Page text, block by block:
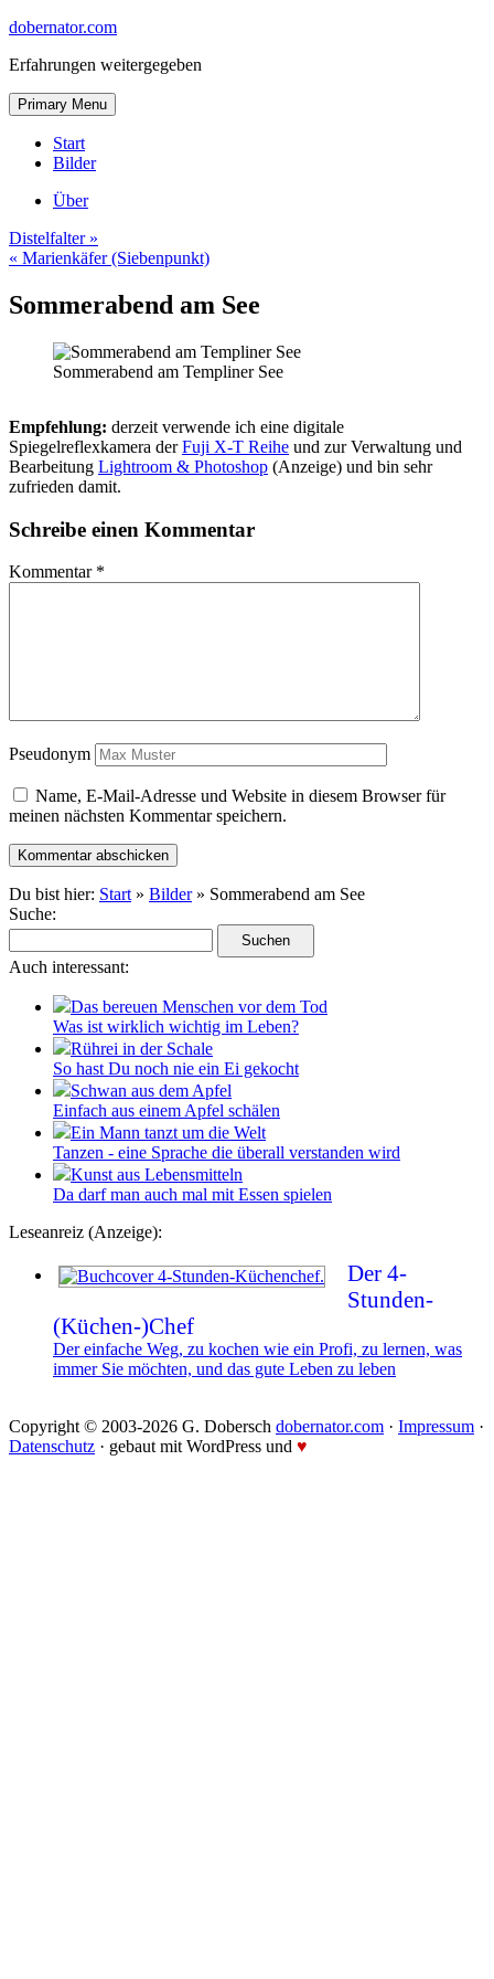
Skip
content
dobernator.com
Erfahrungen weitergegeben
Primary Menu Skip
to
Start
Bilder
Über
Distelfalter »
« Marienkäfer (Siebenpunkt)
Sommerabend am See
Sommerabend am Templiner See
Empfehlung: derzeit verwende ich eine digitale
Spiegelreflexkamera derFuji X-T Reihe und zur Verwaltung und
Bearbeitung Lightroom & Photoshop (Anzeige) und bin sehr
zufrieden damit.
Schreibe einen Kommentar
Kommentar *
Pseudonym
Name, E-Mail-Adresse und Website in diesem Browser für
meinen nächsten Kommentar speichern.
Du bist hier: Start » Bilder» Sommerabend am See
Suche:
Auch interessant:
Das bereuen Menschen vor dem Tod
Was ist wirklich wichtig im Leben?
Rührei in der Schale
So hast Du noch nie ein Ei gekocht
Schwan aus dem Apfel
Einfach aus einem Apfel schälen
Ein Mann tanzt um die Welt
Tanzen - eine Sprache die überall verstanden wird
Kunst aus Lebensmitteln
Da darf man auch mal mit Essen spielen
Leseanreiz (Anzeige):
Der 4-
Stunden-
(Küchen-)Chef
Der einfache Weg, zu kochen wie ein Profi, zu lernen, was
immer Sie möchten, und das gute Leben zu leben
Copyright © 2003-2026 G. Dobersch dobernator.com · Impressum ·
Datenschutz · gebaut mit WordPress und ♥